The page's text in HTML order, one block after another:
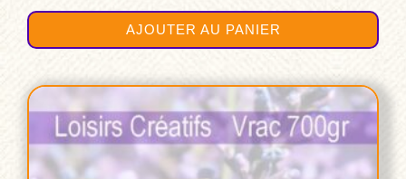
prix
initial
€30,00.
prix
actuel
€28,00.
AJOUTER AU PANIER